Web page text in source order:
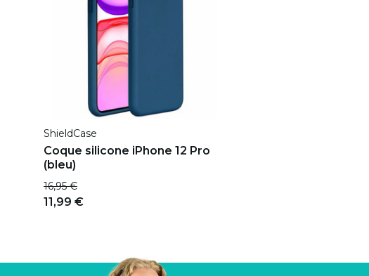
ShieldCase
Coque silicone iPhone 12 Pro
(bleu)
16,95 €
11,99 €